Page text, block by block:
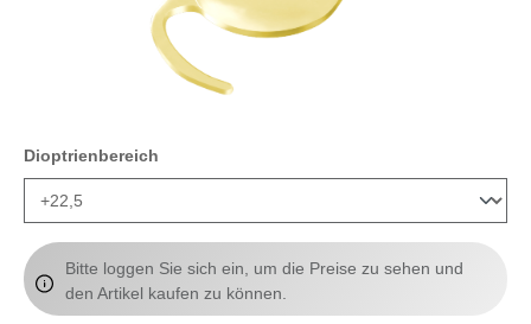
Dioptrienbereich
Bitte loggen Sie sich ein, um die Preise zu sehen und
den Artikel kaufen zu können.